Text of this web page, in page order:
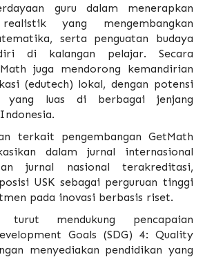
guru dalam menerapkan
yang mengembangkan
serta penguatan budaya
di kalangan pelajar. Secara
juga mendorong kemandirian
(edutech) lokal, dengan potensi
yang luas di berbagai jenjang
terkait pengembangan GetMath
dalam jurnal internasional
jurnal nasional terakreditasi,
USK sebagai perguruan tinggi
pada inovasi berbasis riset.
mendukung pencapaian
Goals (SDG) 4: Quality
menyediakan pendidikan yang